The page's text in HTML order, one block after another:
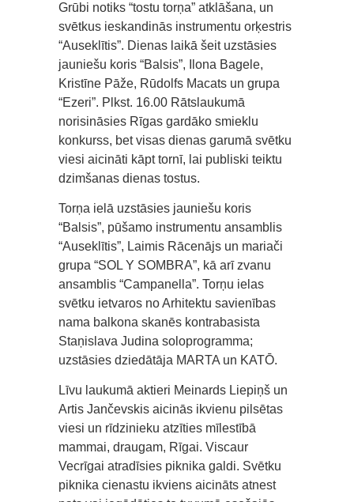
Grūbi notiks “tostu torņa” atklāšana, un
svētkus ieskandinās instrumentu orķestris
“Auseklītis”. Dienas laikā šeit uzstāsies
jauniešu koris “Balsis”, Ilona Bagele,
Kristīne Pāže, Rūdolfs Macats un grupa
“Ezeri”. Plkst. 16.00 Rātslaukumā
norisināsies Rīgas gardāko smieklu
konkurss, bet visas dienas garumā svētku
viesi aicināti kāpt tornī, lai publiski teiktu
dzimšanas dienas tostus.
Torņa ielā uzstāsies jauniešu koris
“Balsis”, pūšamo instrumentu ansamblis
“Auseklītis”, Laimis Rācenājs un mariači
grupa “SOL Y SOMBRA”, kā arī zvanu
ansamblis “Campanella”. Torņu ielas
svētku ietvaros no Arhitektu savienības
nama balkona skanēs kontrabasista
Staņislava Judina soloprogramma;
uzstāsies dziedātāja MARTA un KATŌ.
Līvu laukumā aktieri Meinards Liepiņš un
Artis Jančevskis aicinās ikvienu pilsētas
viesi un rīdzinieku atzīties mīlestībā
mammai, draugam, Rīgai. Viscaur
Vecrīgai atradīsies piknika galdi. Svētku
piknika cienastu ikviens aicināts atnest